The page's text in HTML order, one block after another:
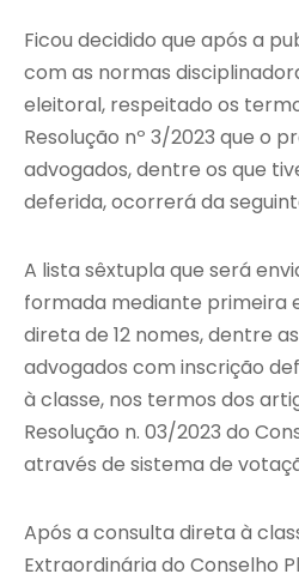
Ficou decidido que após a
com as normas
eleitoral, respeitado os
Resolução nº 3/2023 que o
advogados, dentre os que
deferida, ocorrerá da
A lista sêxtupla que será
formada mediante primeira
direta de 12 nomes, dentre
advogados com inscrição
à classe, nos termos dos
Resolução n. 03/2023 do
através de sistema de
Após a consulta direta à
Extraordinária do Conselho